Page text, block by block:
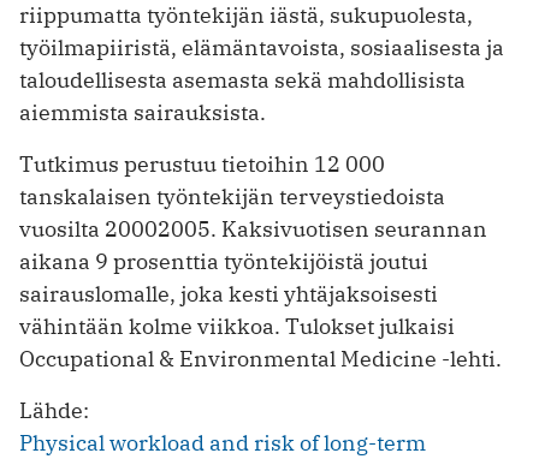
riippumatta työntekijän iästä, sukupuolesta,
työilmapiiristä, elämäntavoista, sosiaalisesta ja
taloudellisesta asemasta sekä mahdollisista
aiemmista sairauksista.
Tutkimus perustuu tietoihin 12 000
tanskalaisen työntekijän terveystiedoista
vuosilta 20002005. Kaksivuotisen seurannan
aikana 9 prosenttia työntekijöistä joutui
sairauslomalle, joka kesti yhtäjaksoisesti
vähintään kolme viikkoa. Tulokset julkaisi
Occupational & Environmental Medicine -lehti.
Lähde:
Physical workload and risk of long-term